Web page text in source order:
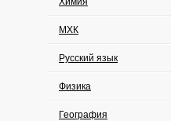
МХК
Русский язык
Физика
География